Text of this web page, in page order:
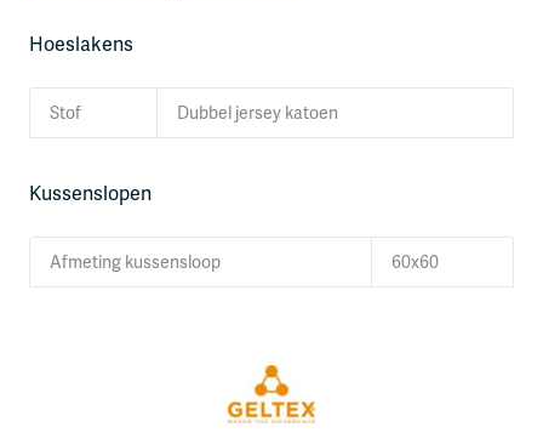
Hoeslakens
Stof Dubbel jersey katoen
Kussenslopen
Afmeting kussensloop 60x60